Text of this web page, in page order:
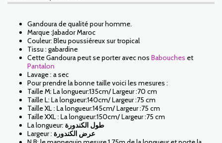
Gandoura de qualité pour homme.
Marque :Jabador Maroc
Couleur: Bleu poussiéreux sur tropical
Tissu : gabardine
Cette Gandoura peut se porter avec nos Babouches et
Pantalon
Lavage : a sec
Pour prendre la bonne taille voici les mesures :
Taille M: La longueur:135cm/ Largeur :70 cm
Taille L: La longueur:140cm/ Largeur :75 cm
Taille XL : La longueur:145cm/ Largeur :75 cm
Taille XXL : La longueur:150cm/ Largeur :75 cm
La longueur: طول الكندورة
Largeur : عرض الكندورة